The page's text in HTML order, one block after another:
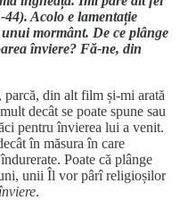
Acolo e lamentație
mormânt. De ce plânge
înviere? Fă-ne, din
parcă, din alt film și-mi arată
decât se poate spune sau
pentru învierea lui a venit.
în măsura în care
Poate că plânge
unii Îl vor pârî religioșilor
.